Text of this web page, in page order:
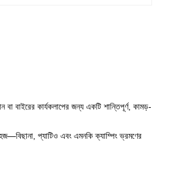
বা বাইরের কার্যকলাপের জন্য একটি শান্তিপূর্ণ, কামড়-
প্যাটিও এবং এমনকি ক্যাম্পিং ভ্রমণের